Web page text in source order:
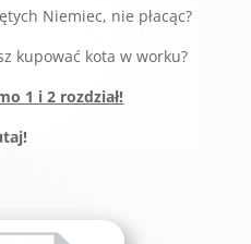
Niemiec, nie płacąc?
kupować kota w worku?
1 i 2 rozdział!